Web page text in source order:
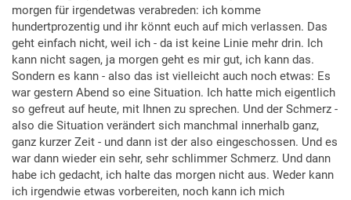
morgen für irgendetwas verabreden: ich komme
hundertprozentig und ihr könnt euch auf mich verlassen. Das
geht einfach nicht, weil ich - da ist keine Linie mehr drin. Ich
kann nicht sagen, ja morgen geht es mir gut, ich kann das.
Sondern es kann - also das ist vielleicht auch noch etwas: Es
war gestern Abend so eine Situation. Ich hatte mich eigentlich
so gefreut auf heute, mit Ihnen zu sprechen. Und der Schmerz -
also die Situation verändert sich manchmal innerhalb ganz,
ganz kurzer Zeit - und dann ist der also eingeschossen. Und es
war dann wieder ein sehr, sehr schlimmer Schmerz. Und dann
habe ich gedacht, ich halte das morgen nicht aus. Weder kann
ich irgendwie etwas vorbereiten, noch kann ich mich